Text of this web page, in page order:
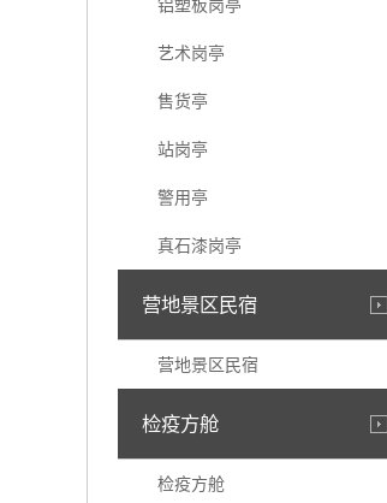
铝塑板岗亭
艺术岗亭
售货亭
站岗亭
警用亭
真石漆岗亭
营地景区民宿
营地景区民宿
检疫方舱
检疫方舱